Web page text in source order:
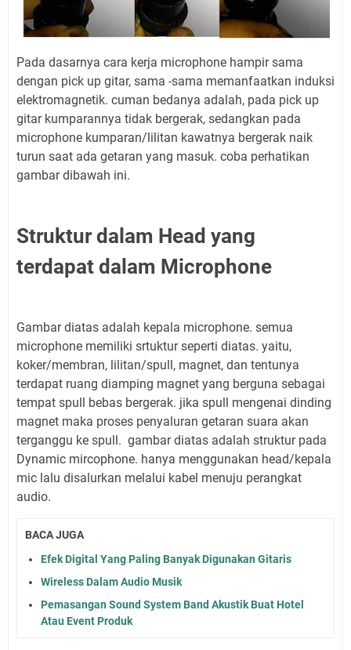
Pada dasarnya cara kerja microphone hampir sama
dengan pick up gitar, sama -sama memanfaatkan induksi
elektromagnetik. cuman bedanya adalah, pada pick up
gitar kumparannya tidak bergerak, sedangkan pada
microphone kumparan/lilitan kawatnya bergerak naik
turun saat ada getaran yang masuk. coba perhatikan
gambar dibawah ini.
Struktur dalam Head yang
terdapat dalam Microphone
Gambar diatas adalah kepala microphone. semua
microphone memiliki srtuktur seperti diatas. yaitu,
koker/membran, lilitan/spull, magnet, dan tentunya
terdapat ruang diamping magnet yang berguna sebagai
tempat spull bebas bergerak. jika spull mengenai dinding
magnet maka proses penyaluran getaran suara akan
terganggu ke spull. gambar diatas adalah struktur pada
Dynamic mircophone. hanya menggunakan head/kepala
mic lalu disalurkan melalui kabel menuju perangkat
audio.
BACA JUGA
Efek Digital Yang Paling Banyak Digunakan Gitaris
Wireless Dalam Audio Musik
Pemasangan Sound System Band Akustik Buat Hotel
Atau Event Produk